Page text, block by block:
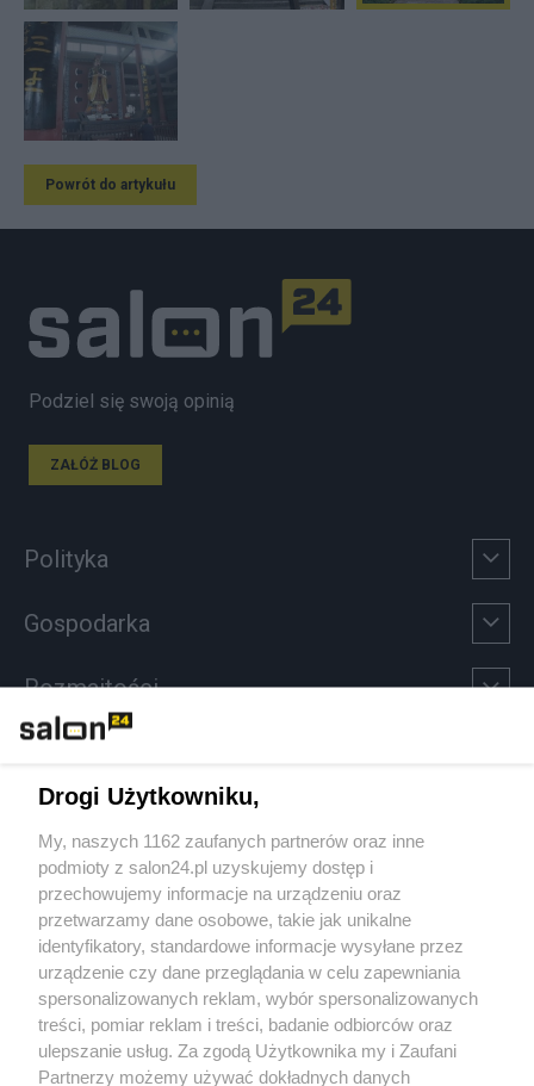
Powrót do artykułu
Podziel się swoją opinią
ZAŁÓŻ BLOG
Polityka
Gospodarka
Rozmaitości
Sport
Społeczeństwo
Kultura
X Facebook Instagram Youtube
Drogi Użytkowniku,
My, naszych 1162 zaufanych partnerów oraz inne
podmioty z salon24.pl uzyskujemy dostęp i
przechowujemy informacje na urządzeniu oraz
przetwarzamy dane osobowe, takie jak unikalne
identyfikatory, standardowe informacje wysyłane przez
urządzenie czy dane przeglądania w celu zapewniania
spersonalizowanych reklam, wybór spersonalizowanych
treści, pomiar reklam i treści, badanie odbiorców oraz
ulepszanie usług. Za zgodą Użytkownika my i Zaufani
Partnerzy możemy używać dokładnych danych